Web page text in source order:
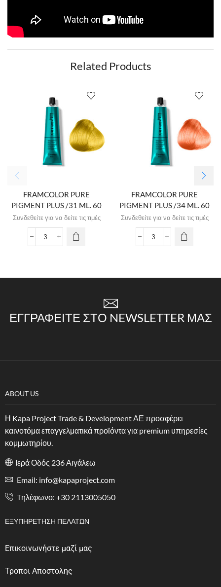
Related Products
FRAMCOLOR PURE
PIGMENT PLUS /31 ML. 60
Συνδεθείτε για να δείτε τις τιμές
FRAMCOLOR PURE
PIGMENT PLUS /34 ML. 60
Συνδεθείτε για να δείτε τις τιμές
ΕΓΓΡΑΦΕΊΤΕ ΣΤΟ NEWSLETTER ΜΑΣ
ABOUT US
Η Kapa Project Trade & Development ΑΕ προσφέρει
καινοτόμα επαγγελματικά προϊόντα για premium υπηρεσίες
κομμωτηρίου.
Ιερά Οδός 236 Αιγάλεω
Email: info@kapaproject.com
Tηλέφωνο: +30 2113005050
ΕΞΥΠΗΡΈΤΗΣΗ ΠΕΛΑΤΏΝ
Επικοινωνήστε μαζί μας
Τροποι Αποστολης